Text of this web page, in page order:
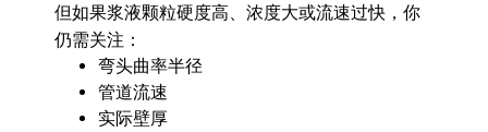
但如果浆液颗粒硬度高、浓度大或流速过快，你
仍需关注：
弯头曲率半径
管道流速
实际壁厚